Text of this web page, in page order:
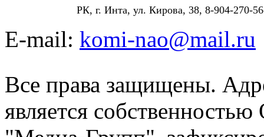
РК, г. Инта, ул. Кирова, 38, 8-904-270-
E-mail: komi-nao@mail.ru
Все права защищены.
является